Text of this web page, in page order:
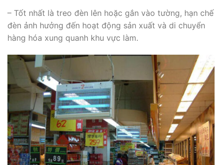
– Tốt nhất là treo đèn lên hoặc gắn vào tường, hạn chế
đèn ảnh hưởng đến hoạt động sản xuất và di chuyển
hàng hóa xung quanh khu vực làm.